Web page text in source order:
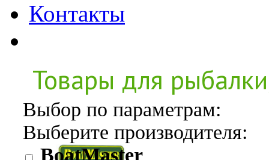
Контакты
Товары для
Выбор по параметрам:
Выберите производителя:
BoatMaster